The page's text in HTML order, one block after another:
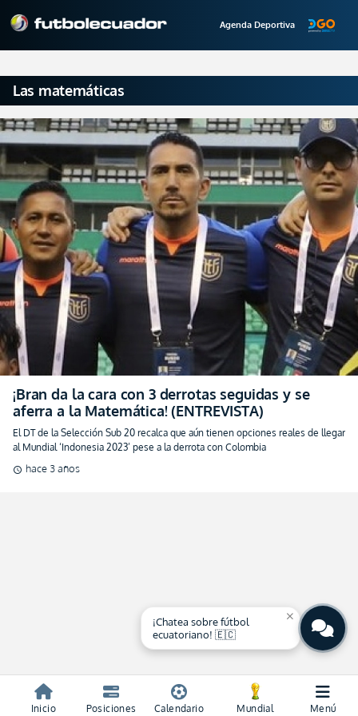
Agenda Deportiva
Las matemáticas
¡Bran da la cara con 3 derrotas seguidas y se
aferra a la Matemática! (ENTREVISTA)
El DT de la Selección Sub 20 recalca que aún tienen opciones reales de llegar
al Mundial ‘Indonesia 2023’ pese a la derrota con Colombia
schedule hace 3 años
Inicio Posiciones Calendario Mundial Menú
close
¡Chatea sobre fútbol
ecuatoriano! 🇪🇨